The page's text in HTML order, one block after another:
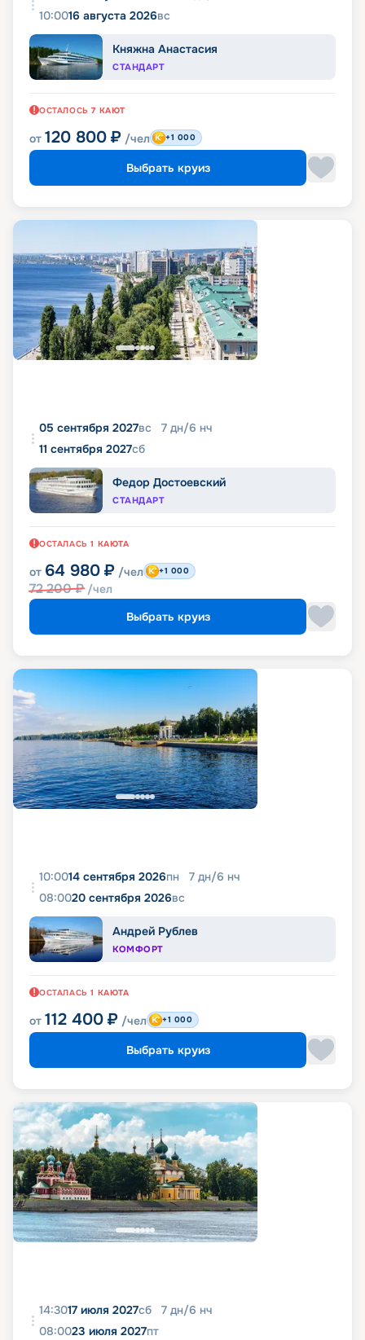
10:0016 августа 2026вс
Княжна Анастасия
СТАНДАРТ
ОСТАЛОСЬ 7 КАЮТ
от 120 800 ₽ /чел +1 000
Выбрать круиз
05 сентября 2027вс 7 дн/6 нч
11 сентября 2027сб
Федор Достоевский
СТАНДАРТ
ОСТАЛАСЬ 1 КАЮТА
от 64 980 ₽ /чел
72 200₽ /чел
+1 000
Выбрать круиз
10:0014 сентября 2026пн 7 дн/6 нч
08:0020 сентября 2026вс
Андрей Рублев
КОМФОРТ
ОСТАЛАСЬ 1 КАЮТА
от 112 400 ₽ /чел +1 000
Выбрать круиз
14:3017 июля 2027сб 7 дн/6 нч
08:0023 июля 2027пт